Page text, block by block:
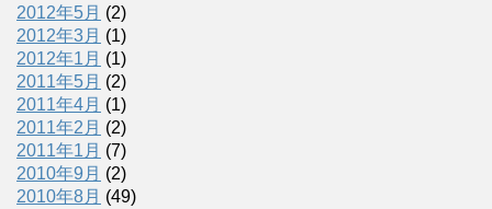
2012年5月 (2)
2012年3月 (1)
2012年1月 (1)
2011年5月 (2)
2011年4月 (1)
2011年2月 (2)
2011年1月 (7)
2010年9月 (2)
2010年8月 (49)